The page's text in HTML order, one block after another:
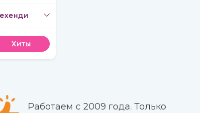
Хиты
Работаем с 2009 года. Только